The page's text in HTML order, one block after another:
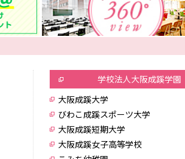
学校法人大阪成蹊学園
大阪成蹊大学
びわこ成蹊スポーツ大学
大阪成蹊短期大学
大阪成蹊女子高等学校